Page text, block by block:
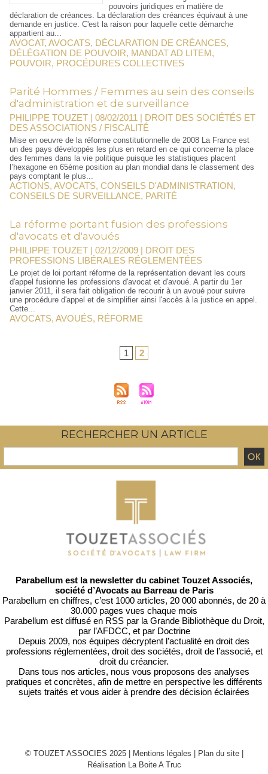
pouvoirs juridiques en matière de
déclaration de créances. La déclaration des créances équivaut à une
demande en justice. C'est la raison pour laquelle cette démarche
appartient au...
AVOCAT, AVOCATS, DÉCLARATION DE CRÉANCES,
DÉLÉGATION DE POUVOIR, MANDAT AD LITEM,
POUVOIR, PROCÉDURES COLLECTIVES
Parité Hommes / Femmes au sein des conseils
d'administration et de surveillance
PHILIPPE TOUZET | 08/02/2011 | DROIT DES SOCIÉTÉS ET
DES ASSOCIATIONS / FISCALITÉ
Mise en oeuvre de la réforme constitutionnelle de 2008 La France est
un des pays développés les plus en retard en ce qui concerne la place
des femmes dans la vie politique puisque les statistiques placent
l’hexagone en 65ème position au plan mondial dans le classement des
pays comptant le plus...
ACTIONS, AVOCATS, CONSEILS D'ADMINISTRATION,
CONSEILS DE SURVEILLANCE, PARITÉ
La réforme portant fusion des professions
d'avocats et d'avoués
PHILIPPE TOUZET | 02/12/2009 | DROIT DES
PROFESSIONS LIBÉRALES RÉGLEMENTÉES
Le projet de loi portant réforme de la représentation devant les cours
d'appel fusionne les professions d'avocat et d'avoué. A partir du 1er
janvier 2011, il sera fait obligation de recourir à un avoué pour suivre
une procédure d'appel et de simplifier ainsi l'accès à la justice en appel.
Cette...
AVOCATS, AVOUÉS, RÉFORME
1 2
RECHERCHER UN ARTICLE
Parabellum est la newsletter du cabinet Touzet Associés,
société d’Avocats au Barreau de Paris
Parabellum en chiffres, c’est 1000 articles, 20 000 abonnés, de 20 à
30.000 pages vues chaque mois
Parabellum est diffusé en RSS par la Grande Bibliothèque du Droit,
par l’AFDCC, et par Doctrine
Depuis 2009, nos équipes décryptent l’actualité en droit des
professions réglementées, droit des sociétés, droit de l’associé, et
droit du créancier.
Dans tous nos articles, nous vous proposons des analyses
pratiques et concrètes, afin de mettre en perspective les différents
sujets traités et vous aider à prendre des décision éclairées
© TOUZET ASSOCIES 2025 | Mentions légales Plan du site|
Réalisation La Boite A Truc